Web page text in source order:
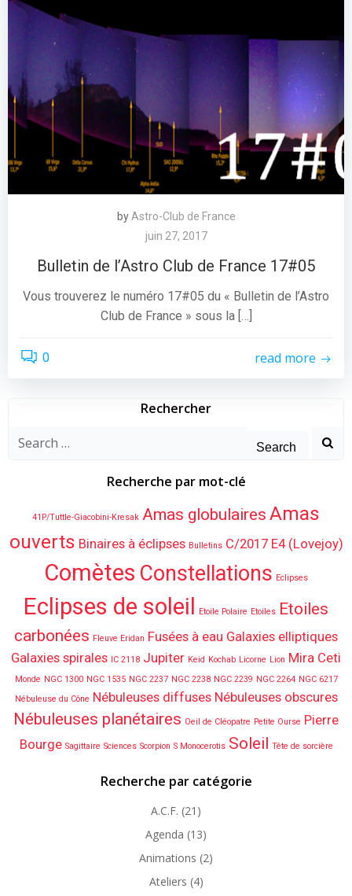
by Astro-Club de France
juin 27, 2017
Bulletin de l’Astro Club de France 17#05
Vous trouverez le numéro 17#05 du « Bulletin de l’Astro
Club de France » sous la […]
0 read more
Rechercher
Search
Recherche par mot-clé
41P/Tuttle-Giacobini-Kresak Amas globulaires Amas
ouverts Binaires à éclipses Bulletins C/2017 E4 (Lovejoy)
Comètes Constellations Eclipses
Eclipses de soleil Etoile Polaire Etoiles Etoiles
carbonées Fleuve Eridan Fusées à eau Galaxies elliptiques
Galaxies spirales IC 2118 Jupiter Keid Kochab Licorne Lion Mira Ceti
Monde NGC 1300 NGC 1535 NGC 2237 NGC 2238 NGC 2239 NGC 2264 NGC 6217
Nébuleuse du Cône Nébuleuses diffuses Nébuleuses obscures
Nébuleuses planétaires Oeil de Cléopatre Petite Ourse Pierre
Bourge Sagittaire Sciences Scorpion S Monocerotis Soleil Tête de sorcière
Recherche par catégorie
A.C.F. (21)
Agenda (13)
Animations (2)
Ateliers (4)